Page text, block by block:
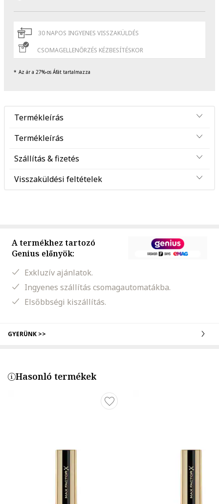
30 NAPOS INGYENES VISSZAKÜLDÉS
CSOMAGELLENŐRZÉS KÉZBESÍTÉSKOR
Az ár a 27%-os Áfát tartalmazza
Termékleírás
Termékleírás
Szállítás & fizetés
Visszaküldési feltételek
A termékhez tartozó
Genius előnyök:
Exkluzív ajánlatok.
Ingyenes szállítás csomagautomatákba.
Elsőbbségi kiszállítás.
GYERÜNK >>
Hasonló termékek